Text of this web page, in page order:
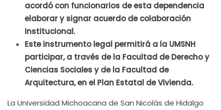
acordó con funcionarios de esta dependencia
elaborar y signar acuerdo de colaboración
institucional.
Este instrumento legal permitirá a la UMSNH
participar, a través de la Facultad de Derecho y
Ciencias Sociales y de la Facultad de
Arquitectura, en el Plan Estatal de Vivienda.
La Universidad Michoacana de San Nicolás de Hidalgo